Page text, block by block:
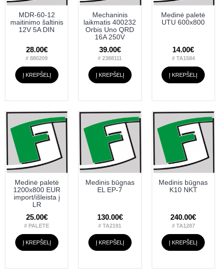
MDR-60-12
maitinimo šaltinis
12V 5A DIN
28.00€
# 880209
Į KREPŠELĮ
Mechaninis
laikmatis 400232
Orbis Uno QRD
16A 250V
39.00€
# 2388111
Į KREPŠELĮ
Medinė paletė
UTU 600x800
14.00€
# TA1584
Į KREPŠELĮ
Medinė paletė
1200x800 EUR
import/išleista į
LR
25.00€
# PALETE
Į KREPŠELĮ
Medinis būgnas
EL EP-7
130.00€
# TA2191
Į KREPŠELĮ
Medinis būgnas
K10 NKT
240.00€
# TA1287
Į KREPŠELĮ